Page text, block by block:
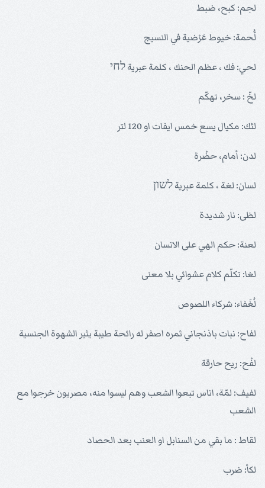
لجم: كبح، ضبط
لُّحمة: خيوط عَرْضية في النسيج
لحي: فك ، عظم الحنك ، كلمة عبرية לחי
لخّ : سخر، تهكّم
لثك: مكيال يسع خمس ايفات او 120 لتر
لدن: أمام، حضْرة
لسان: لغة ، كلمة عبرية לשון
لظى: نار شديدة
لعنة: حكم الهي على الانسان
لغا: تكلّم كلام عشوائي بلا معنى
لُغَفاء: شركاء اللصوص
لفاح: نبات باذنجاني ثمره اصفر له رائحة طيبة يثير الشهوة الجنسية
لفْح: ريح حارقة
لفيف: لمّة، اناس تبعوا الشعب وهم ليسوا منه، مصريون خرجوا مع
الشعب
لقاط : ما بقي من السنابل او العنب بعد الحصاد
لكأ: ضرب